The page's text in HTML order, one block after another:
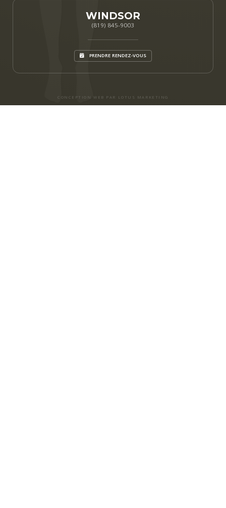
WINDSOR
(819) 845-9003
PRENDRE RENDEZ-VOUS
CONCEPTION WEB PAR LOTUS MARKETING